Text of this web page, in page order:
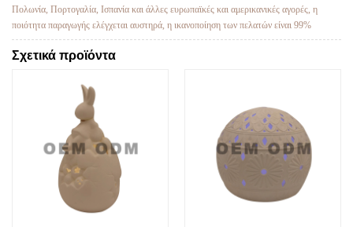
Πολωνία, Πορτογαλία, Ισπανία και άλλες ευρωπαϊκές και αμερικανικές αγορές, η
ποιότητα παραγωγής ελέγχεται αυστηρά, η ικανοποίηση των πελατών είναι 99%
Σχετικά προϊόντα